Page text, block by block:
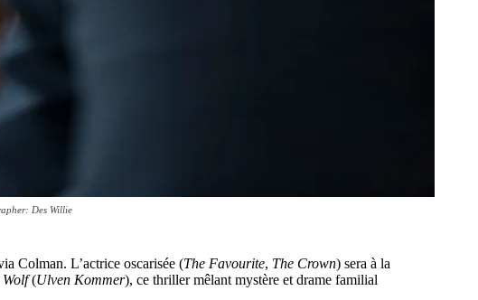
Des Willie
Colman. L’actrice oscarisée (The Favourite, The Crown) sera à la
(Ulven Kommer), ce thriller mêlant mystère et drame familial